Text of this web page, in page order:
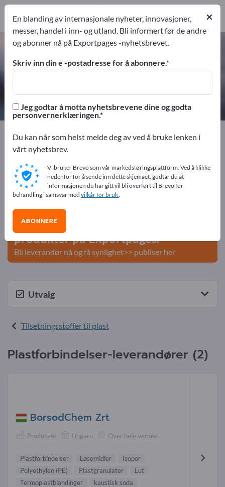
Plastforbindelser – finn
produsenter og leverandører
2
2
Exportpages Kjemi og farmasi
Kunststoffer
Tilsetningsstoffer til plast
Plastforbindelser
Annonser gratis på Exportpages!
Behov – Tilbud – Brukte varer – Forretningskontakter >>
start her
Publiser din bedrift og dine
produkter på Exportpages.
Bli leverandør nå og få synlighet>> publiser her
Utvalg
Tilsetningsstoffer til plast
Plastforbindelser-leverandører (2)
BorsodChem Zrt.
Produsent Ungarn Over hele verden
Plastforbindelser Løsemidler
Isopor
Polyethylen (PE)
Plastgranulater
Lut
Termoplastblandinger
kaustisk soda
×
En blanding av internasjonale nyheter, innovasjoner,
messer, handel i inn- og utland. Bli informert før de andre
og abonner nå på Exportpages -nyhetsbrevet.
Skriv inn din e -postadresse for å abonnere.
Jeg godtar å motta nyhetsbrevene dine og godta
personvernerklæringen.
Du kan når som helst melde deg av ved å bruke lenken i
vårt nyhetsbrev.
Vi bruker Brevo som vår markedsføringsplattform. Ved å klikke
nedenfor for å sende inn dette skjemaet, godtar du at
informasjonen du har gitt vil bli overført til Brevo for
behandling i samsvar med vilkår for bruk.
ABONNERE